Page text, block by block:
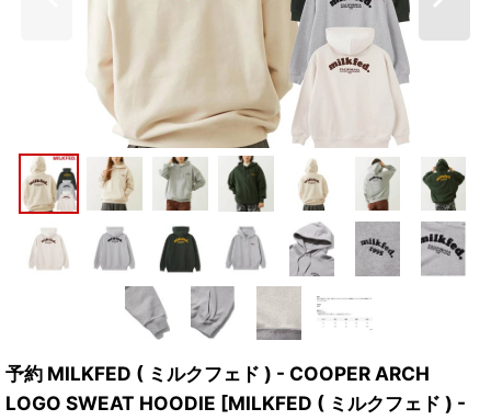
予約 MILKFED ( ミルクフェド ) - COOPER ARCH
LOGO SWEAT HOODIE [MILKFED ( ミルクフェド ) -